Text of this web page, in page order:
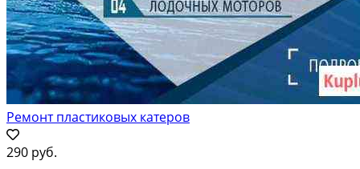
Ремонт пластиковых катеров
290 руб.